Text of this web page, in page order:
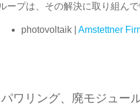
ープは、その解決に取り組んで
photovoltaik | Amstettner
ワリング、廃モジュー